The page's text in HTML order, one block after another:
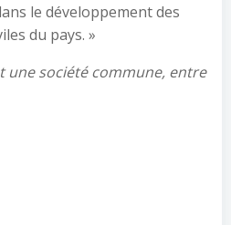
le développement des
du pays. »
une société commune, entre